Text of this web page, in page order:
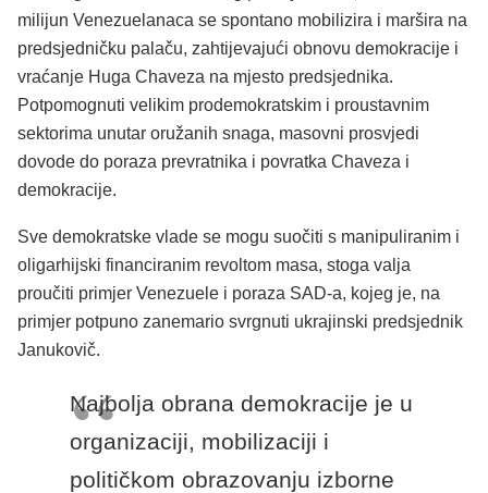
milijun Venezuelanaca se spontano mobilizira i maršira na
predsjedničku palaču, zahtijevajući obnovu demokracije i
vraćanje Huga Chaveza na mjesto predsjednika.
Potpomognuti velikim prodemokratskim i proustavnim
sektorima unutar oružanih snaga, masovni prosvjedi
dovode do poraza prevratnika i povratka Chaveza i
demokracije.
Sve demokratske vlade se mogu suočiti s manipuliranim i
oligarhijski financiranim revoltom masa, stoga valja
proučiti primjer Venezuele i poraza SAD-a, kojeg je, na
primjer potpuno zanemario svrgnuti ukrajinski predsjednik
Janukovič.
Najbolja obrana demokracije je u
organizaciji, mobilizaciji i
političkom obrazovanju izborne